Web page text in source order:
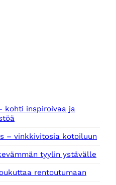
kohti inspiroivaa ja
– vinkkivitosia kotoiluun
tyylin ystävälle
rentoutumaan